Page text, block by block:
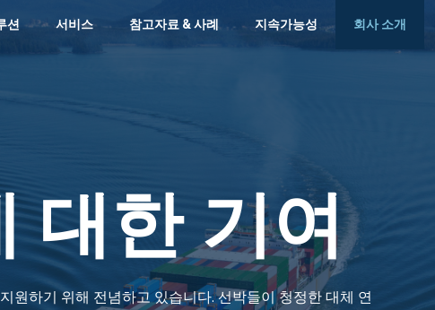
션 서비스 참고자료 & 사례 지속가능성 회사 소개
대한 기여
원하기 위해 전념하고 있습니다. 선박들이 청정한 대체 연